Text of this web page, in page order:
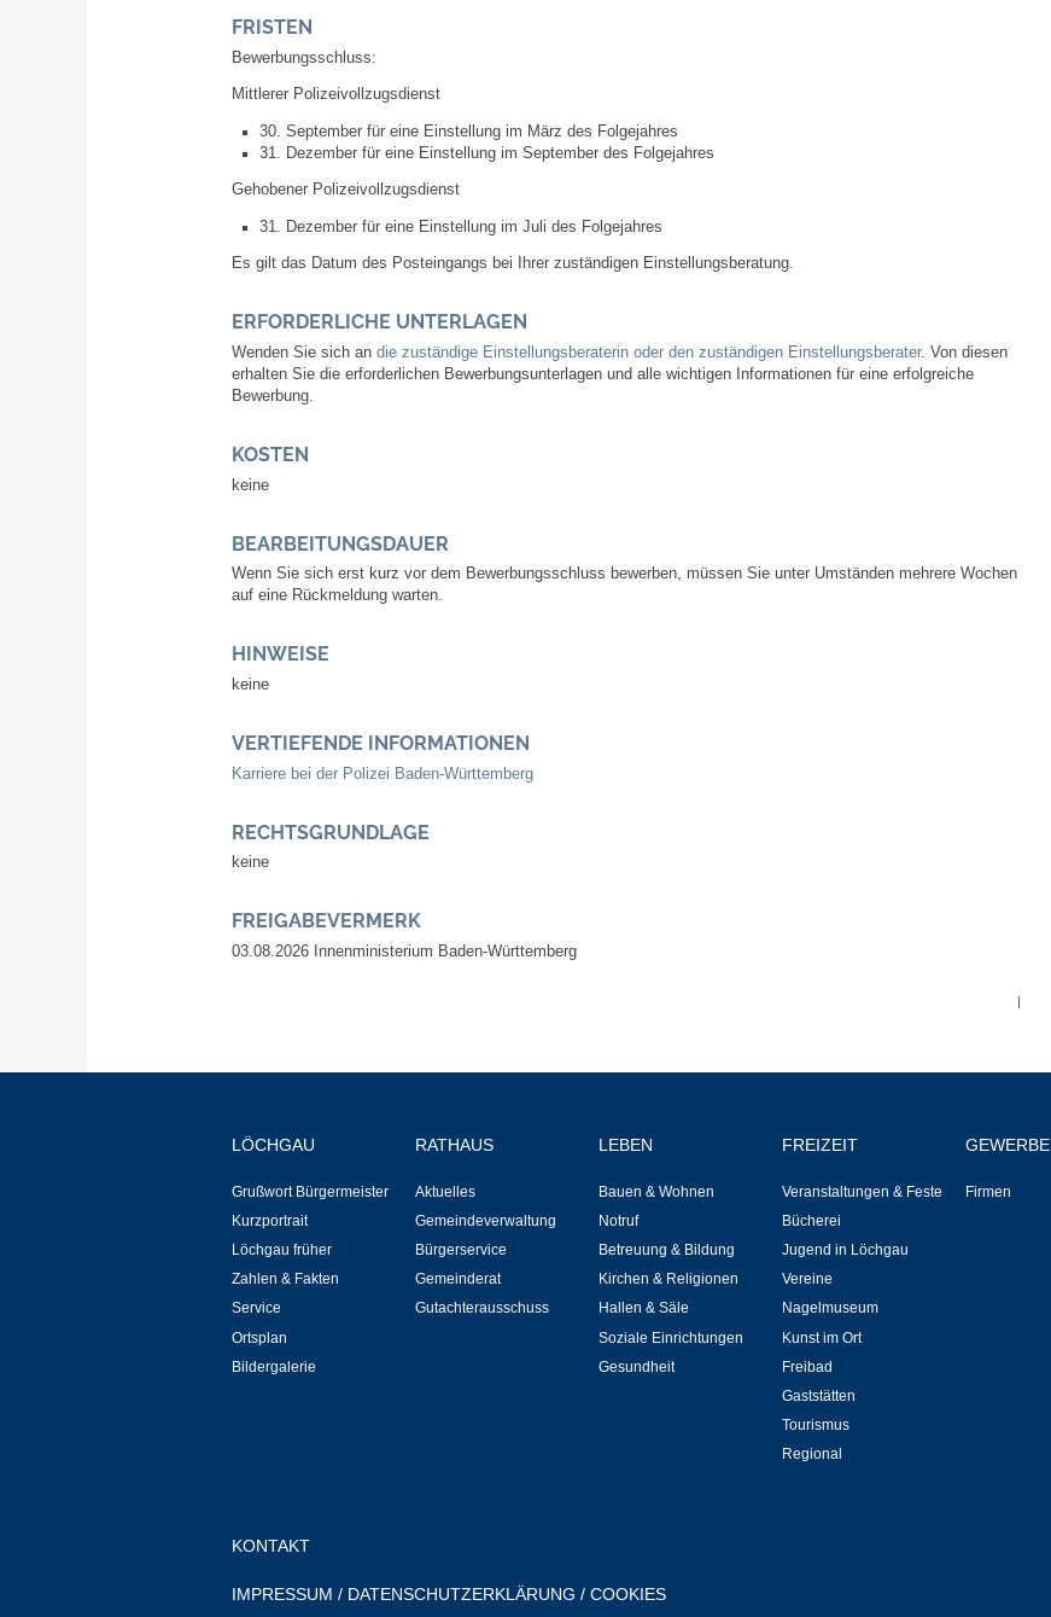
Bodenrichtwerte
Laufende beschränkte Ausschreibungen
Fortschreibung Flächennutzungsplan
Hallen- und Raumreservierung
Soziale Einrichtungen
Veranstaltungen & Feste
FRISTEN
Bewerbungsschluss:
Mittlerer Polizeivollzugsdienst
30. September für eine Einstellung im März des Folgejahres
31. Dezember für eine Einstellung im September des Folgejahres
Gehobener Polizeivollzugsdienst
31. Dezember für eine Einstellung im Juli des Folgejahres
Es gilt das Datum des Posteingangs bei Ihrer zuständigen Einstellungsberatung.
ERFORDERLICHE UNTERLAGEN
Wenden Sie sich an die zuständige Einstellungsberaterin oder den zuständigen Einstellungsberater. Von diesen
erhalten Sie die erforderlichen Bewerbungsunterlagen und alle wichtigen Informationen für eine erfolgreiche
Bewerbung.
KOSTEN
keine
BEARBEITUNGSDAUER
Wenn Sie sich erst kurz vor dem Bewerbungsschluss bewerben, müssen Sie unter Umständen mehrere Wochen
auf eine Rückmeldung warten.
HINWEISE
keine
VERTIEFENDE INFORMATIONEN
Karriere bei der Polizei Baden-Württemberg
RECHTSGRUNDLAGE
keine
FREIGABEVERMERK
03.08.2026 Innenministerium Baden-Württemberg
|
LÖCHGAU
Grußwort Bürgermeister
Kurzportrait
Löchgau früher
Zahlen & Fakten
Service
Ortsplan
Bildergalerie
RATHAUS
Aktuelles
Gemeindeverwaltung
Bürgerservice
Gemeinderat
Gutachterausschuss
LEBEN
Bauen & Wohnen
Notruf
Betreuung & Bildung
Kirchen & Religionen
Hallen & Säle
Soziale Einrichtungen
Gesundheit
FREIZEIT
Veranstaltungen & Feste
Bücherei
Jugend in Löchgau
Vereine
Nagelmuseum
Kunst im Ort
Freibad
Gaststätten
Tourismus
Regional
GEWERBE
Firmen
KONTAKT
IMPRESSUM / DATENSCHUTZERKLÄRUNG / COOKIES